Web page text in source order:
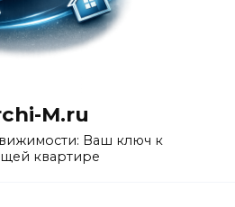
M.ru
Ваш ключ к
квартире